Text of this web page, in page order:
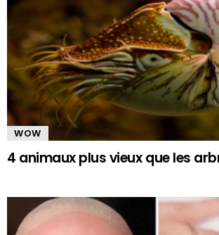
WOW
4 animaux plus vieux que les